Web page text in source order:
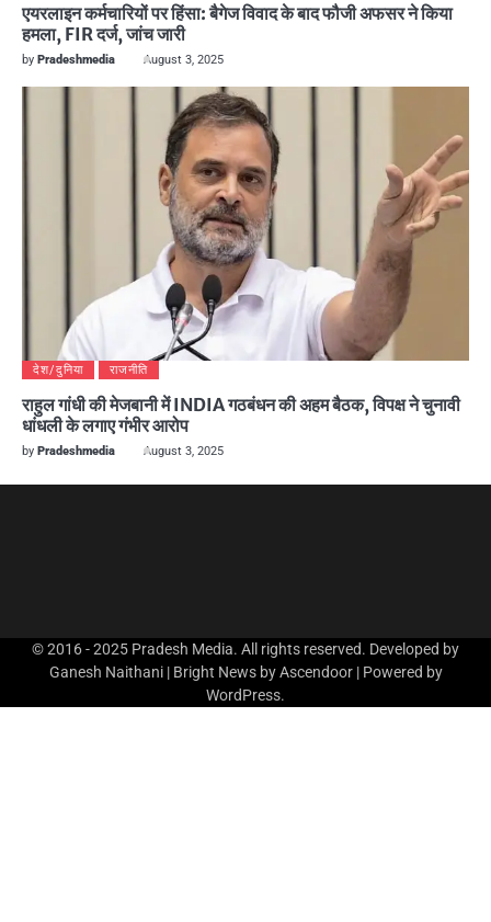
एयरलाइन कर्मचारियों पर हिंसा: बैगेज विवाद के बाद फौजी अफसर ने किया
हमला, FIR दर्ज, जांच जारी
by Pradeshmedia August 3, 2025
देश/दुनिया राजनीति
राहुल गांधी की मेजबानी में INDIA गठबंधन की अहम बैठक, विपक्ष ने चुनावी
धांधली के लगाए गंभीर आरोप
by Pradeshmedia August 3, 2025
© 2016 - 2025 Pradesh Media. All rights reserved. Developed by
Ganesh Naithani | Bright News byAscendoor| Powered by
WordPress.